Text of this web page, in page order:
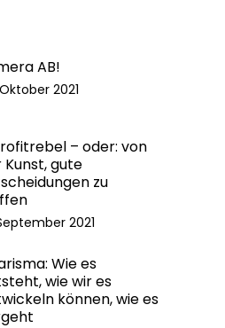
AB!
2021
– oder: von
Kunst, gute
zu
2021
Wie es
wie wir es
können, wie es